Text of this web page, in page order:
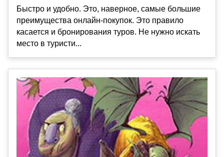
Быстро и удобно. Это, наверное, самые большие
преимущества онлайн-покупок. Это правило
касается и бронирования туров. Не нужно искать
место в туристи...